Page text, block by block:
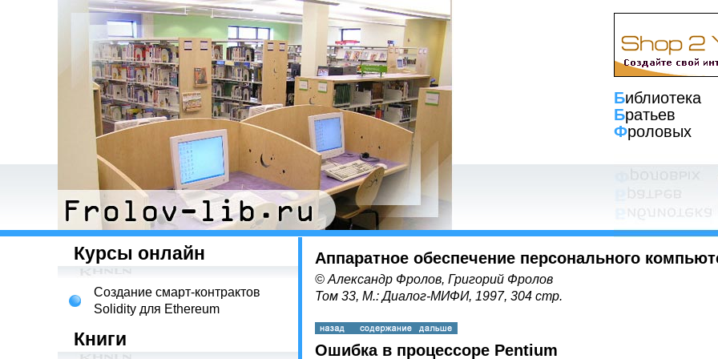
Библиотека
Братьев
Фроловых
Курсы онлайн
Создание смарт-контрактов
Solidity для Ethereum
Книги
Аппаратное обеспечение персонального
© Александр Фролов, Григорий Фролов
Том 33, М.: Диалог-МИФИ, 1997, 304 стр.
Ошибка в процессоре Pentium